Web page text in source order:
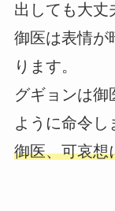
出しても大丈
御医は表情が
ります。
グギョンは御
ように命令し
御医、可哀